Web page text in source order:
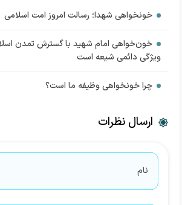
خونخواهی شهدا؛ رسالت امروز امت اسلامی
خون‌خواهی امام شهید با گسترش تمدن
ویژگی دائمی شیعه است
چرا خونخواهی وظیفه ما است؟
ارسال نظرات